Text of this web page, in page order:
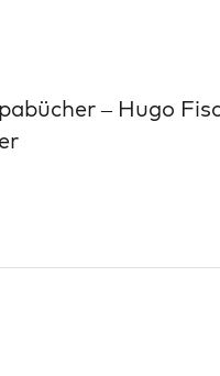
– Hugo